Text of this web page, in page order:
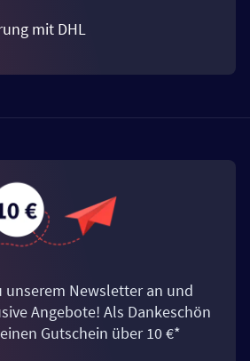
mit DHL
unserem Newsletter an und
Angebote! Als Dankeschön
Gutschein über 10 €*